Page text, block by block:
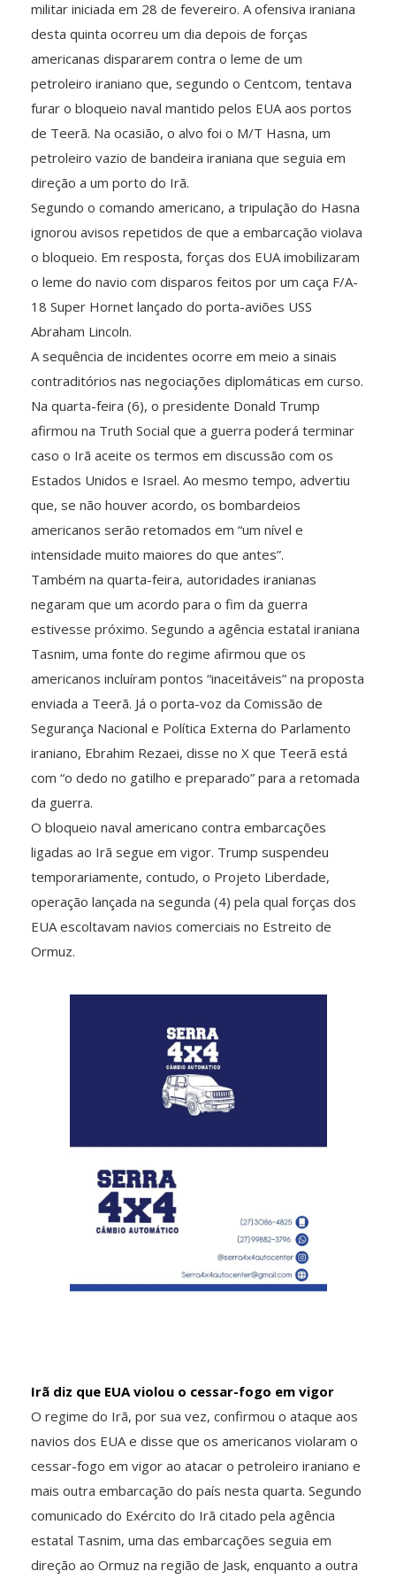
militar iniciada em 28 de fevereiro. A ofensiva iraniana
desta quinta ocorreu um dia depois de forças
americanas dispararem contra o leme de um
petroleiro iraniano que, segundo o Centcom, tentava
furar o bloqueio naval mantido pelos EUA aos portos
de Teerã. Na ocasião, o alvo foi o M/T Hasna, um
petroleiro vazio de bandeira iraniana que seguia em
direção a um porto do Irã.
Segundo o comando americano, a tripulação do Hasna
ignorou avisos repetidos de que a embarcação violava
o bloqueio. Em resposta, forças dos EUA imobilizaram
o leme do navio com disparos feitos por um caça F/A-
18 Super Hornet lançado do porta-aviões USS
Abraham Lincoln.
A sequência de incidentes ocorre em meio a sinais
contraditórios nas negociações diplomáticas em curso.
Na quarta-feira (6), o presidente Donald Trump
afirmou na Truth Social que a guerra poderá terminar
caso o Irã aceite os termos em discussão com os
Estados Unidos e Israel. Ao mesmo tempo, advertiu
que, se não houver acordo, os bombardeios
americanos serão retomados em “um nível e
intensidade muito maiores do que antes”.
Também na quarta-feira, autoridades iranianas
negaram que um acordo para o fim da guerra
estivesse próximo. Segundo a agência estatal iraniana
Tasnim, uma fonte do regime afirmou que os
americanos incluíram pontos “inaceitáveis” na proposta
enviada a Teerã. Já o porta-voz da Comissão de
Segurança Nacional e Política Externa do Parlamento
iraniano, Ebrahim Rezaei, disse no X que Teerã está
com “o dedo no gatilho e preparado” para a retomada
da guerra.
O bloqueio naval americano contra embarcações
ligadas ao Irã segue em vigor. Trump suspendeu
temporariamente, contudo, o Projeto Liberdade,
operação lançada na segunda (4) pela qual forças dos
EUA escoltavam navios comerciais no Estreito de
Ormuz.
Irã diz que EUA violou o cessar-fogo em vigor
O regime do Irã, por sua vez, confirmou o ataque aos
navios dos EUA e disse que os americanos violaram o
cessar-fogo em vigor ao atacar o petroleiro iraniano e
mais outra embarcação do país nesta quarta. Segundo
comunicado do Exército do Irã citado pela agência
estatal Tasnim, uma das embarcações seguia em
direção ao Ormuz na região de Jask, enquanto a outra